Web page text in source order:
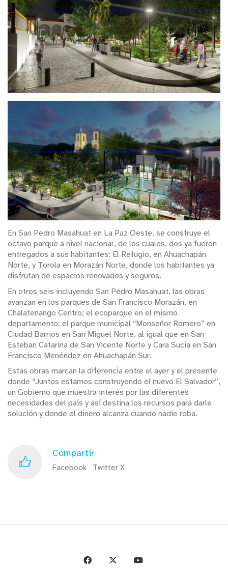
En San Pedro Masahuat en La Paz Oeste, se construye el
octavo parque a nivel nacional, de los cuales, dos ya fueron
entregados a sus habitantes: El Refugio, en Ahuachapán
Norte, y Torola en Morazán Norte, donde los habitantes ya
disfrutan de espacios renovados y seguros.
En otros seis incluyendo San Pedro Masahuat, las obras
avanzan en los parques de San Francisco Morazán, en
Chalatenango Centro; el ecoparque en el mismo
departamento; el parque municipal “Monseñor Romero” en
Ciudad Barrios en San Miguel Norte, al igual que en San
Esteban Catarina de San Vicente Norte y Cara Sucia en San
Francisco Menéndez en Ahuachapán Sur.
Estas obras marcan la diferencia entre el ayer y el presente
donde “Juntos estamos construyendo el nuevo El Salvador”,
un Gobierno que muestra interés por las diferentes
necesidades del país y así destina los recursos para darle
solución y donde el dinero alcanza cuando nadie roba.
Compartir
Facebook Twitter X